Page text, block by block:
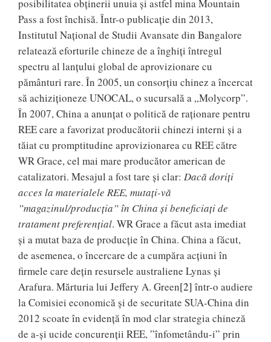
posibilitatea obţinerii unuia şi astfel mina Mountain
Pass a fost închisă. Într-o publicaţie din 2013,
Institutul Naţional de Studii Avansate din Bangalore
relatează eforturile chineze de a înghiţi întregul
spectru al lanţului global de aprovizionare cu
pământuri rare. În 2005, un consorţiu chinez a încercat
să achiziţioneze UNOCAL, o sucursală a „Molycorp”.
În 2007, China a anunţat o politică de raţionare pentru
REE care a favorizat producătorii chinezi interni şi a
tăiat cu promptitudine aprovizionarea cu REE către
WR Grace, cel mai mare producător american de
catalizatori. Mesajul a fost tare şi clar: Dacă doriţi
acces la materialele REE, mutaţi-vă
”magazinul/producţia” în China şi beneficiaţi de
tratament preferenţial. WR Grace a făcut asta imediat
şi a mutat baza de producţie în China. China a făcut,
de asemenea, o încercare de a cumpăra acţiuni în
firmele care deţin resursele australiene Lynas şi
Arafura. Mărturia lui Jeffery A. Green[2] într-o audiere
la Comisiei economică şi de securitate SUA-China din
2012 scoate în evidenţă în mod clar strategia chineză
de a-şi ucide concurenţii REE, ”înfometându-i” prin